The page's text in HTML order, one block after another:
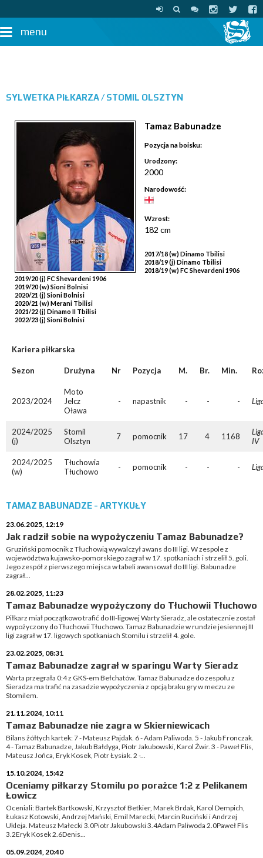
menu
SYLWETKA PIŁKARZA / STOMIL OLSZTYN
Tamaz Babunadze
Pozycja na boisku:
Urodzony:
2000
Narodowość:
Wzrost:
182 cm
2017/18 (w) Dinamo Tbilisi
2018/19 (j) Dinamo Tbilisi
2018/19 (w) FC Shevardeni 1906
2019/20 (j) FC Shevardeni 1906
2019/20 (w) Sioni Bolnisi
2020/21 (j) Sioni Bolnisi
2020/21 (w) Merani Tbilisi
2021/22 (j) Dinamo II Tbilisi
2022/23 (j) Sioni Bolnisi
Kariera piłkarska
Sezon Drużyna Nr Pozycja M. Br. Min.
2023/2024
Moto
Jelcz
Oława
- napastnik - - -
2024/2025
(j)
Stomil
Olsztyn
7 pomocnik 17 4 1168
IV
2024/2025
(w)
Tłuchowia
Tłuchowo
- pomocnik - - -
TAMAZ BABUNADZE - ARTYKUŁY
23.06.2025, 12:19
Jak radził sobie na wypożyczeniu Tamaz Babunadze?
Gruziński pomocnik z Tłuchowią wywalczył awans do III ligi. W zespole z
województwa kujawsko-pomorskiego zagrał w 17. spotkaniach i strzelił 5. goli.
Jego zespół z pierwszego miejsca w tabeli awansował do III ligi. Babunadze
zagrał...
28.02.2025, 11:23
Tamaz Babunadze wypożyczony do Tłuchowii Tłuchowo
Piłkarz miał początkowo trafić do III-ligowej Warty Sieradz, ale ostatecznie został
wypożyczony do Tłuchowii Tłuchowo. Tamaz Babunadzie w rundzie jesiennej III
ligi zagrał w 17. ligowych spotkaniach Stomilu i strzelił 4. gole.
23.02.2025, 08:31
Tamaz Babunadze zagrał w sparingu Warty Sieradz
Warta przegrała 0:4 z GKS-em Bełchatów. Tamaz Babunadze do zespołu z
Sieradza ma trafić na zasadzie wypożyczenia z opcją braku gry w meczu ze
Stomilem.
21.11.2024, 10:11
Tamaz Babunadze nie zagra w Skierniewicach
Bilans żółtych kartek: 7 - Mateusz Pajdak. 6 - Adam Paliwoda. 5 - Jakub Fronczak.
4 - Tamaz Babunadze, Jakub Bałdyga, Piotr Jakubowski, Karol Żwir. 3 - Paweł Flis,
Mateusz Jońca, Eryk Kosek, Piotr Łysiak. 2 -...
15.10.2024, 15:42
Oceniamy piłkarzy Stomilu po porażce 1:2 z Pelikanem
Łowicz
Oceniali: Bartek Bartkowski, Krzysztof Betkier, Marek Brdak, Karol Dempich,
Łukasz Kotowski, Andrzej Mański, Emil Marecki, Marcin Ruciński i Andrzej
Ukleja. Mateusz Małecki 3.0Piotr Jakubowski 3.4Adam Paliwoda 2.0Paweł Flis
3.2Eryk Kosek 2.6Denis...
05.09.2024, 20:40